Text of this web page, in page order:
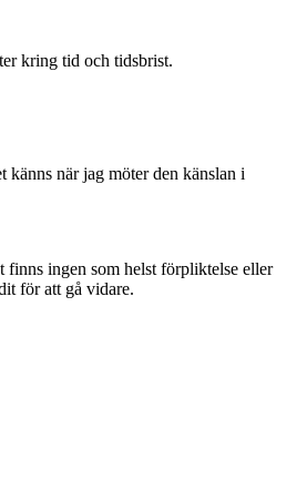
kring tid och tidsbrist.
känns när jag möter den känslan i
finns ingen som helst förpliktelse eller
för att gå vidare.